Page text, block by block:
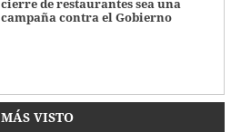
cierre de restaurantes sea una
campaña contra el Gobierno
MÁS VISTO